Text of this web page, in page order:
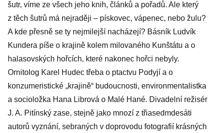
šutr, víme ze všech jeho knih, článků a pořadů. Ale který
z těch šutrů má nejraději – pískovec, vápenec, nebo žulu?
A kde přesně se ty nejmilejší nacházejí? Básník Ludvík
Kundera píše o krajině kolem milovaného Kunštátu a o
halasovských hořcích, které nakonec hořci nebyly.
Ornitolog Karel Hudec třeba o ptactvu Podyjí a o
konzumeristické „krajině“ budoucnosti, environmentalistka
a socioložka Hana Librová o Malé Hané. Divadelní režisér
J. A. Pitínský zase, stejně jako mnozí z třiasedmdesáti
autorů vyznání, sebraných v doprovodu fotografií krásných